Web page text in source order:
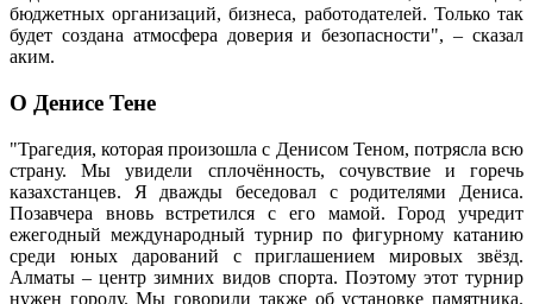
бюджетных организаций, бизнеса, работодателей. Только так
будет создана атмосфера доверия и безопасности", – сказал
аким.
О Денисе Тене
"Трагедия, которая произошла с Денисом Теном, потрясла всю
страну. Мы увидели сплочённость, сочувствие и горечь
казахстанцев. Я дважды беседовал с родителями Дениса.
Позавчера вновь встретился с его мамой. Город учредит
ежегодный международный турнир по фигурному катанию
среди юных дарований с приглашением мировых звёзд.
Алматы – центр зимних видов спорта. Поэтому этот турнир
нужен городу. Мы говорили также об установке памятника.